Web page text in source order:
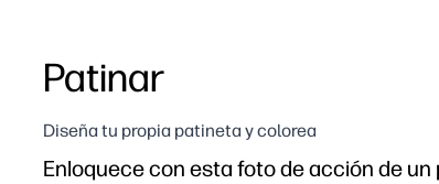
Patinar
Diseña tu propia patineta y colorea
Enloquece con esta foto de acción de un